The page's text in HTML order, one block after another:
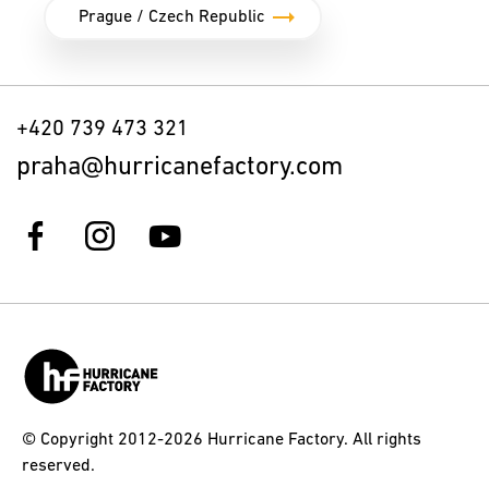
+420 739 473 321
praha@hurricanefactory.com
© Copyright 2012-2026 Hurricane Factory. All rights
reserved.